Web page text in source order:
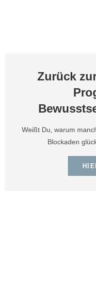
Zurück
Weißt Du, warum
Blockaden